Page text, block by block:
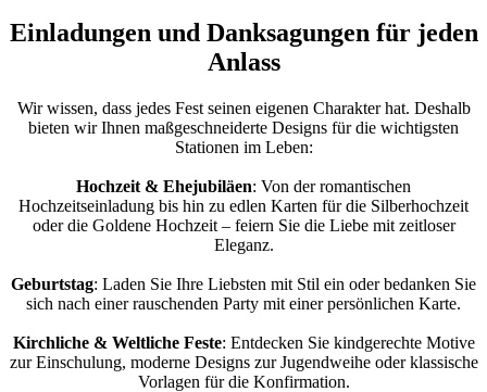
Einladungen und Danksagungen für jeden
Anlass
Wir wissen, dass jedes Fest seinen eigenen Charakter hat. Deshalb
bieten wir Ihnen maßgeschneiderte Designs für die wichtigsten
Stationen im Leben:
Hochzeit & Ehejubiläen: Von der romantischen
Hochzeitseinladung bis hin zu edlen Karten für die Silberhochzeit
oder die Goldene Hochzeit – feiern Sie die Liebe mit zeitloser
Eleganz.
Geburtstag: Laden Sie Ihre Liebsten mit Stil ein oder bedanken Sie
sich nach einer rauschenden Party mit einer persönlichen Karte.
Kirchliche & Weltliche Feste: Entdecken Sie kindgerechte Motive
zur Einschulung, moderne Designs zur Jugendweihe oder klassische
Vorlagen für die Konfirmation.